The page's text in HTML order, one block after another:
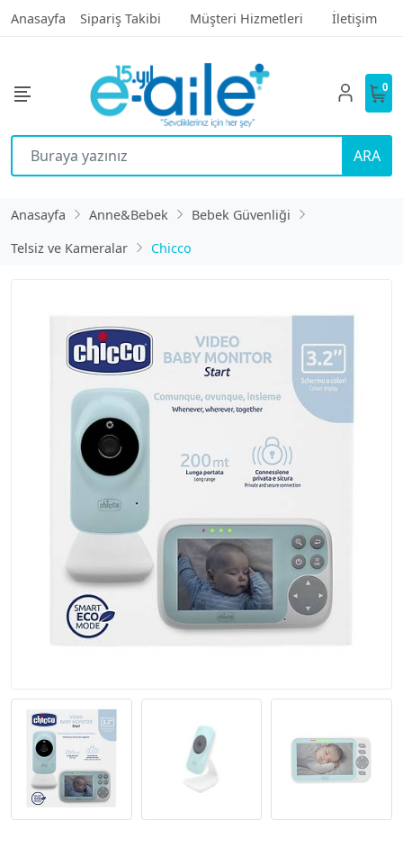
Anasayfa Sipariş Takibi Müşteri Hizmetleri İletişim
ARA
0
Anasayfa Anne&Bebek
Bebek Güvenliği
Telsiz ve Kameralar
Chicco